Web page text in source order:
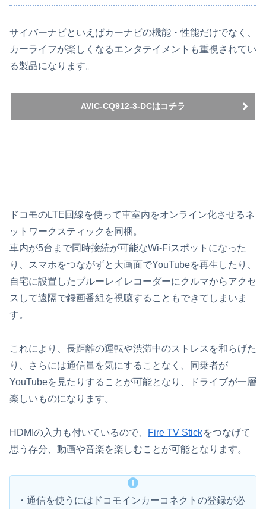
サイバーナビといえばカーナビの機能・性能だけでなく、
カーライフが楽しくなるエンタテイメントも重視されてい
る製品になります。
AVIC-CQ912-3-DCはコチラ
ドコモのLTE回線を使って車室内をオンライン化させるネ
ットワークスティックを同梱。
車内が5台まで同時接続が可能なWi-Fiスポットになった
り、スマホをつながずと大画面でYouTubeを再生したり、
自宅に設置したブルーレイレコーダーにクルマからアクセ
スして遠隔で録画番組を視聴することもできてしまいま
す。
これにより、長距離の運転や渋滞中のストレスを和らげた
り、さらには通信量を気にすることなく、同乗者が
YouTubeを見たりすることが可能となり、ドライブが一層
楽しいものになります。
HDMIの入力も付いているので、 Fire TV Stickをつなげて
思う存分、動画や音楽を楽しむことが可能となります。
・通信を使うにはドコモインカーコネクトの登録が必